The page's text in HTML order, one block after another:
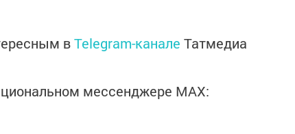
вTelegram-канале Татмедиа
мессенджере MАХ: